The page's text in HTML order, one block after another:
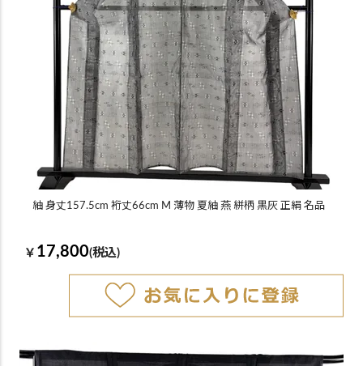
紬 身丈157.5cm 裄丈66cm M 薄物 夏紬 燕 絣柄 黒灰 正絹 名品
￥ 17,800(税込)